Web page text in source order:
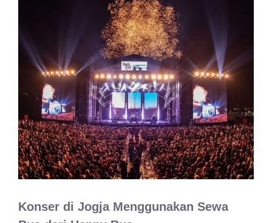
Konser di Jogja Menggunakan Sewa